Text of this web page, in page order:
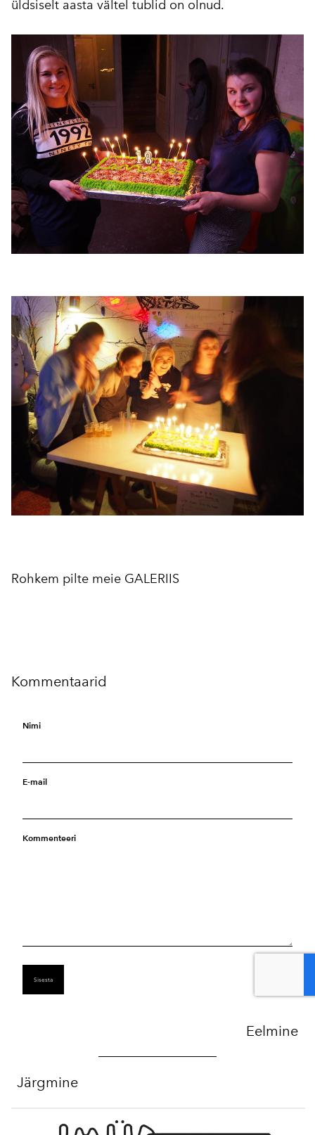
üldsiselt aasta vältel tublid on olnud.
Rohkem pilte meie GALERIIS
Kommentaarid
Nimi
E-mail
Kommenteeri
Eelmine
Järgmine